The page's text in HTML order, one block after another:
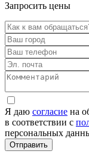
Запросить цены
Я даю согласие на
в соответствии с
персональных